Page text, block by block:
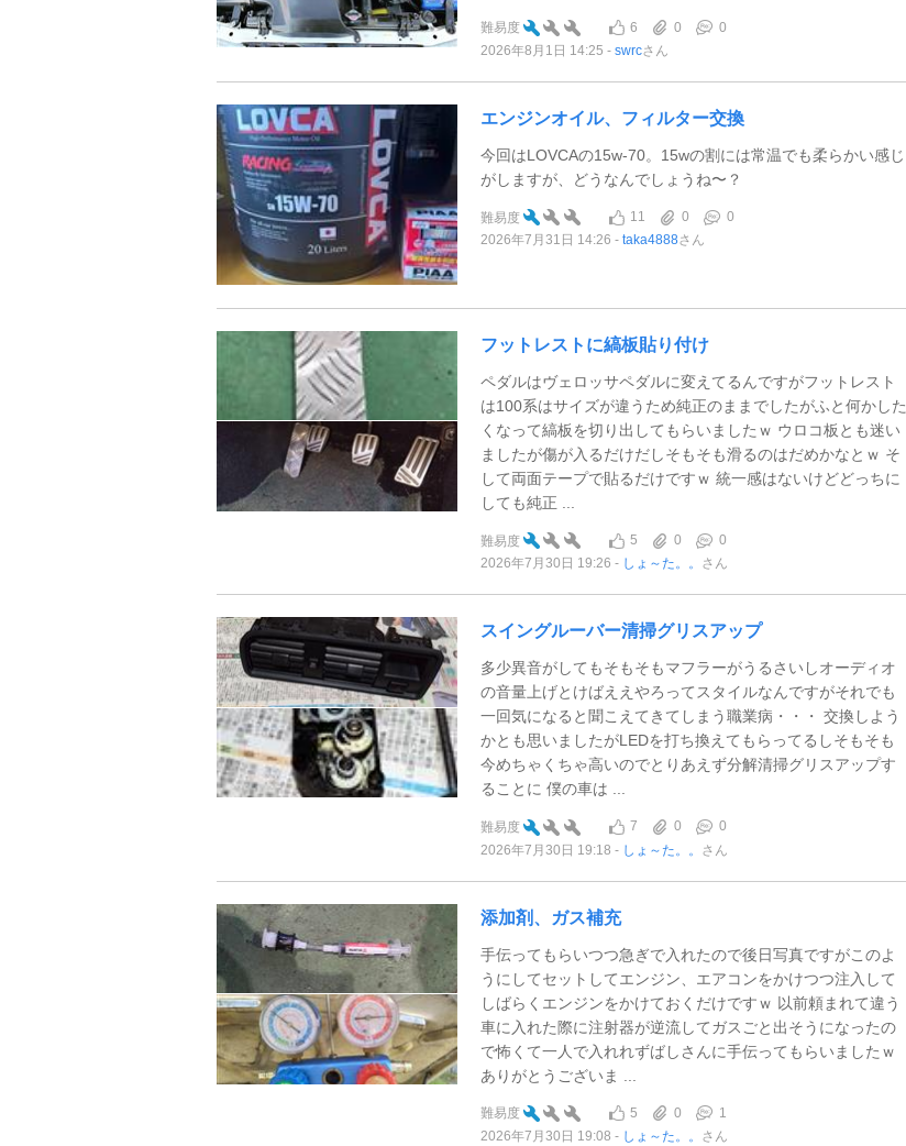
難易度 6 0
0
2026年8月1日 14:25
swrcさん
エンジンオイル、フィルター交換
今回はLOVCAの15w-70。15wの割には常温でも柔らかい感じ
がしますが、どうなんでしょうね〜？
難易度 11 0
0
2026年7月31日 14:26
taka4888さん
フットレストに縞板貼り付け
ペダルはヴェロッサペダルに変えてるんですがフットレスト
は100系はサイズが違うため純正のままでしたがふと何かした
くなって縞板を切り出してもらいましたｗ ウロコ板とも迷い
ましたが傷が入るだけだしそもそも滑るのはだめかなとｗ そ
して両面テープで貼るだけですｗ 統一感はないけどどっちに
しても純正 ...
難易度 5 0
0
2026年7月30日 19:26
しょ～た。。 さん
スイングルーバー清掃グリスアップ
多少異音がしてもそもそもマフラーがうるさいしオーディオ
の音量上げとけばええやろってスタイルなんですがそれでも
一回気になると聞こえてきてしまう職業病・・・ 交換しよう
かとも思いましたがLEDを打ち換えてもらってるしそもそも
今めちゃくちゃ高いのでとりあえず分解清掃グリスアップす
ることに 僕の車は ...
難易度 7 0
0
2026年7月30日 19:18
しょ～た。。 さん
添加剤、ガス補充
手伝ってもらいつつ急ぎで入れたので後日写真ですがこのよ
うにしてセットしてエンジン、エアコンをかけつつ注入して
しばらくエンジンをかけておくだけですｗ 以前頼まれて違う
車に入れた際に注射器が逆流してガスごと出そうになったの
で怖くて一人で入れれずばしさんに手伝ってもらいましたｗ
ありがとうございま ...
難易度 5 0
1
2026年7月30日 19:08
しょ～た。。 さん